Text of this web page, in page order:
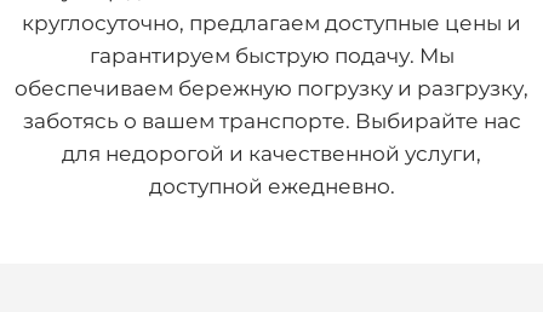
круглосуточно, предлагаем доступные цены и
гарантируем быструю подачу. Мы
обеспечиваем бережную погрузку и разгрузку,
заботясь о вашем транспорте. Выбирайте нас
для недорогой и качественной услуги,
доступной ежедневно.